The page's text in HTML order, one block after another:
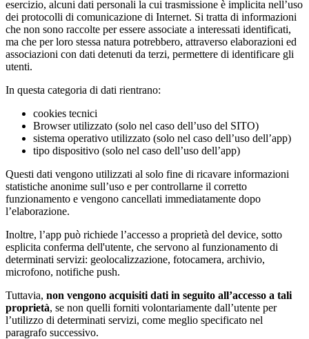
esercizio, alcuni dati personali la cui trasmissione è implicita nell’uso
dei protocolli di comunicazione di Internet. Si tratta di informazioni
che non sono raccolte per essere associate a interessati identificati,
ma che per loro stessa natura potrebbero, attraverso elaborazioni ed
associazioni con dati detenuti da terzi, permettere di identificare gli
utenti.
In questa categoria di dati rientrano:
cookies tecnici
Browser utilizzato (solo nel caso dell’uso del SITO)
sistema operativo utilizzato (solo nel caso dell’uso dell’app)
tipo dispositivo (solo nel caso dell’uso dell’app)
Questi dati vengono utilizzati al solo fine di ricavare informazioni
statistiche anonime sull’uso e per controllarne il corretto
funzionamento e vengono cancellati immediatamente dopo
l’elaborazione.
Inoltre, l’app può richiede l’accesso a proprietà del device, sotto
esplicita conferma dell'utente, che servono al funzionamento di
determinati servizi: geolocalizzazione, fotocamera, archivio,
microfono, notifiche push.
Tuttavia, non vengono acquisiti dati in seguito all’accesso a tali
proprietà, se non quelli forniti volontariamente dall’utente per
l’utilizzo di determinati servizi, come meglio specificato nel
paragrafo successivo.